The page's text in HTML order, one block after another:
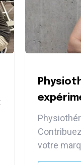
votre